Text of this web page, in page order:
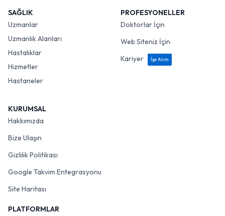
SAĞLIK
Uzmanlar
Uzmanlık Alanları
Hastalıklar
Hizmetler
Hastaneler
PROFESYONELLER
Doktorlar İçin
Web Siteniz İçin
Kariyer
İşe Alım
KURUMSAL
Hakkımızda
Bize Ulaşın
Gizlilik Politikası
Google Takvim Entegrasyonu
Site Haritası
PLATFORMLAR